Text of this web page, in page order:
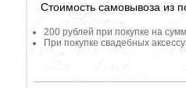
Стоимость самовывоза из
200 рублей при покупке на
При покупке свадебных